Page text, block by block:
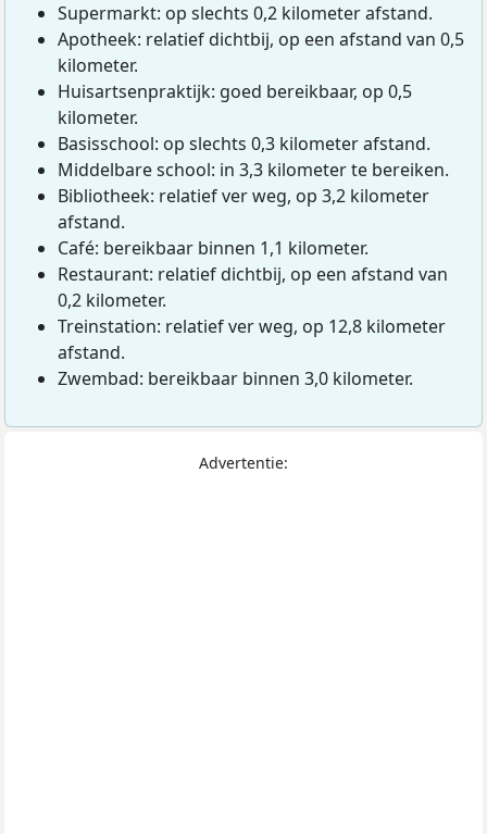
Supermarkt: op slechts 0,2 kilometer afstand.
Apotheek: relatief dichtbij, op een afstand van 0,5
kilometer.
Huisartsenpraktijk: goed bereikbaar, op 0,5
kilometer.
Basisschool: op slechts 0,3 kilometer afstand.
Middelbare school: in 3,3 kilometer te bereiken.
Bibliotheek: relatief ver weg, op 3,2 kilometer
afstand.
Café: bereikbaar binnen 1,1 kilometer.
Restaurant: relatief dichtbij, op een afstand van
0,2 kilometer.
Treinstation: relatief ver weg, op 12,8 kilometer
afstand.
Zwembad: bereikbaar binnen 3,0 kilometer.
Advertentie: